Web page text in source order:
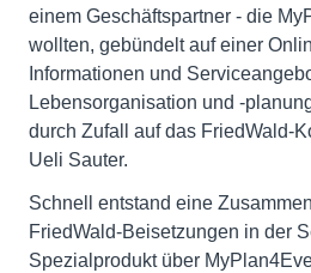
einem Geschäftspartner - die
wollten, gebündelt auf einer
Informationen und
Lebensorganisation und -
durch Zufall auf das FriedWald-
Ueli Sauter.
Schnell entstand eine
FriedWald-Beisetzungen in der
Spezialprodukt über